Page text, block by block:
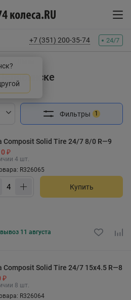
+7 (351) 200-35-74 24/7
Фильтры 1
Composit Solid Tire 24/7 8/0 R—9
₽
4 шт.
R326065
Купить
11 августа
Composit Solid Tire 24/7 15x4.5 R—8
₽
8 шт.
R326064